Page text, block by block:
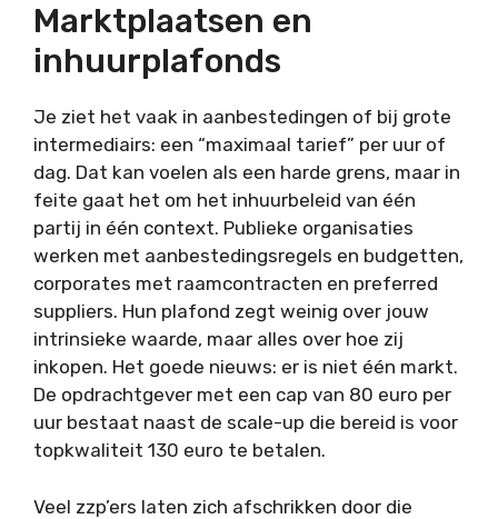
Marktplaatsen en
inhuurplafonds
Je ziet het vaak in aanbestedingen of bij grote
intermediairs: een “maximaal tarief” per uur of
dag. Dat kan voelen als een harde grens, maar in
feite gaat het om het inhuurbeleid van één
partij in één context. Publieke organisaties
werken met aanbestedingsregels en budgetten,
corporates met raamcontracten en preferred
suppliers. Hun plafond zegt weinig over jouw
intrinsieke waarde, maar alles over hoe zij
inkopen. Het goede nieuws: er is niet één markt.
De opdrachtgever met een cap van 80 euro per
uur bestaat naast de scale-up die bereid is voor
topkwaliteit 130 euro te betalen.
Veel zzp’ers laten zich afschrikken door die